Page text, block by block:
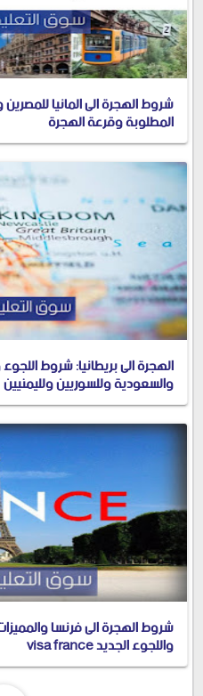
شروط الهجرة الى المانيا
المطلوبة وقرعة الهجرة
الهجرة الى بريطانيا: شروط
والسعودية وللسوريين ولليمنيين
شروط الهجرة الى فرنسا
واللجوء الجديد visa france